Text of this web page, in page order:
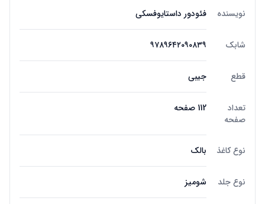
نویسنده فئودور داستایوفسکی
شابک ۹۷۸۹۶۴۲۰۹۰۸۳۹
قطع جیبی
تعداد
صفحه
112 صفحه
نوع کاغذ بالک
نوع جلد شومیز